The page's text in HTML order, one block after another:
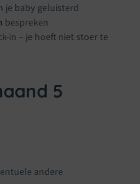
je baby geluisterd
bespreken
in – je hoeft niet stoer te
5
andere